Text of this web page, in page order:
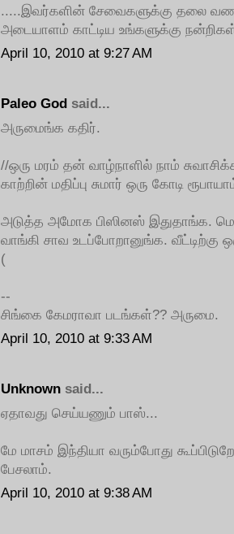
.....இவர்களின் சேவைகளுக்கு தலை
அடையாளம் காட்டிய உங்களுக்கு
April 10, 2010 at 9:27 AM
Paleo God said...
அருமைங்க கதிர்.
//ஒரு மரம் தன் வாழ்நாளில் நாம்
காற்றின் மதிப்பு சுமார் ஒரு கோடி
அடுத்த அமோக பிஸினஸ் இதுதாங்க.
வாங்கி சாவ உடப்போறானுங்க. வீட்டிற்கு
(
--
சிங்கை கேமராவா படங்கள்?? அருமை.
April 10, 2010 at 9:33 AM
Unknown said...
ஏதாவது செய்யணும் பாஸ்...
மே மாசம் இந்தியா வரும்போது
பேசலாம்.
April 10, 2010 at 9:38 AM